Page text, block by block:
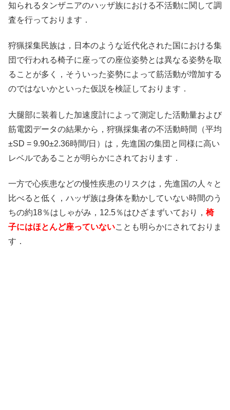
知られるタンザニアのハッザ族における不活動に関して調
査を行っております．
狩猟採集民族は，日本のような近代化された国における集
団で行われる椅子に座っての座位姿勢とは異なる姿勢を取
ることが多く，そういった姿勢によって筋活動が増加する
のではないかといった仮説を検証しております．
大腿部に装着した加速度計によって測定した活動量および
筋電図データの結果から，狩猟採集者の不活動時間（平均
±SD = 9.90±2.36時間/日）は，先進国の集団と同様に高い
レベルであることが明らかにされております．
一方で心疾患などの慢性疾患のリスクは，先進国の人々と
比べると低く，ハッザ族は身体を動かしていない時間のう
ちの約18％はしゃがみ，12.5％はひざまずいており， 椅
子にはほとんど座っていないことも明らかにされておりま
す．